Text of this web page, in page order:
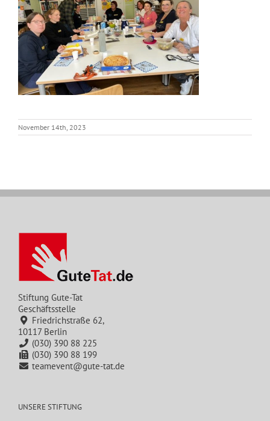
November 14th, 2023
Stiftung Gute-Tat
Geschäftsstelle
Friedrichstraße 62,
10117 Berlin
(030) 390 88 225
(030) 390 88 199
teamevent@gute-tat.de
UNSERE STIFTUNG